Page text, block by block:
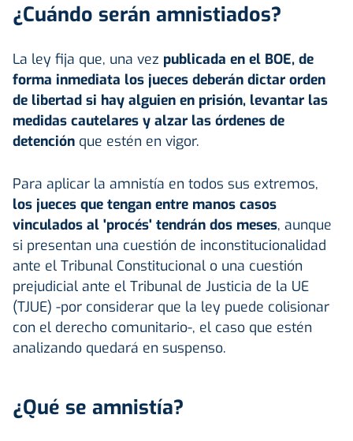
¿Cuándo serán amnistiados?
La ley fija que, una vez publicada en el BOE, de
forma inmediata los jueces deberán dictar orden
de libertad si hay alguien en prisión, levantar las
medidas cautelares y alzar las órdenes de
detención que estén en vigor.
Para aplicar la amnistía en todos sus extremos,
los jueces que tengan entre manos casos
vinculados al 'procés' tendrán dos meses, aunque
si presentan una cuestión de inconstitucionalidad
ante el Tribunal Constitucional o una cuestión
prejudicial ante el Tribunal de Justicia de la UE
(TJUE) -por considerar que la ley puede colisionar
con el derecho comunitario-, el caso que estén
analizando quedará en suspenso.
¿Qué se amnistía?